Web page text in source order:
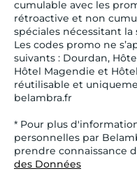
cumulable avec les
rétroactive et non
spéciales nécessitant la
Les codes promo ne
suivants : Dourdan,
Hôtel Magendie et
réutilisable et
belambra.fr
* Pour plus
personnelles par
prendre connaissance
des Données